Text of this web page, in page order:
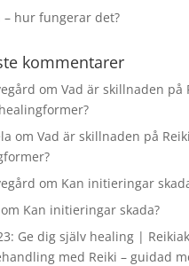
– hur fungerar det?
kommentarer
om Vad är skillnaden på
om Vad är skillnaden på
om Kan initieringar
Kan initieringar skada?
Ge dig själv healing |
med Reiki – guidad